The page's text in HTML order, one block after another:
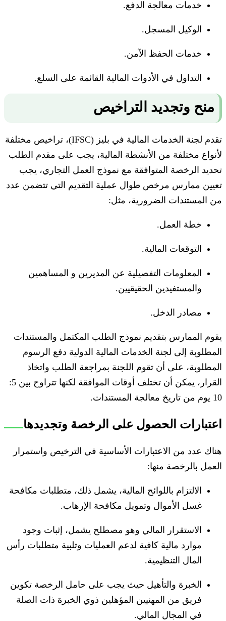
خدمات معالجة الدفع.
الوكيل المسجل.
خدمات الحفظ الآمن.
التداول في الأدوات المالية القائمة على السلع.
منح وتجديد التراخيص
تقدم لجنة الخدمات المالية في بليز (IFSC)، تراخيص مختلفة
لأنواع مختلفة من الأنشطة المالية، يجب على مقدم الطلب
تحديد الرخصة المتوافقة مع نموذج العمل التجاري، يجب
تعيين ممارس مرخص طوال عملية التقديم التي تتضمن عدد
من المستندات الضرورية، مثل:
خطة العمل.
التوقعات المالية.
المعلومات التفصيلية عن المديرين و المساهمين
والمستفيدين الحقيقيين.
مصادر الدخل.
يقوم الممارس بتقديم نموذج الطلب المكتمل والمستندات
المطلوبة إلى لجنة الخدمات المالية الدولية دفع الرسوم
المطلوبة، على أن تقوم اللجنة بمراجعة الطلب واتخاذ
القرار، يمكن أن تختلف أوقات الموافقة لكنها تتراوح بين 5:
10 يوم من تاريخ معالجة المستندات.
اعتبارات الحصول على الرخصة وتجديدها
هناك عدد من الاعتبارات الأساسية في الترخيص واستمرار
العمل بالرخصة منها:
الالتزام باللوائح المالية، يشمل ذلك، متطلبات مكافحة
غسل الأموال وتمويل مكافحة الإرهاب.
الاستقرار المالي وهو مصطلح يشمل، إثبات وجود
موارد مالية كافية لدعم العمليات وتلبية متطلبات رأس
المال التنظيمية.
الخبرة والتأهيل حيث يجب على حامل الرخصة تكوين
فريق من المهنيين المؤهلين ذوي الخبرة ذات الصلة
في المجال المالي.